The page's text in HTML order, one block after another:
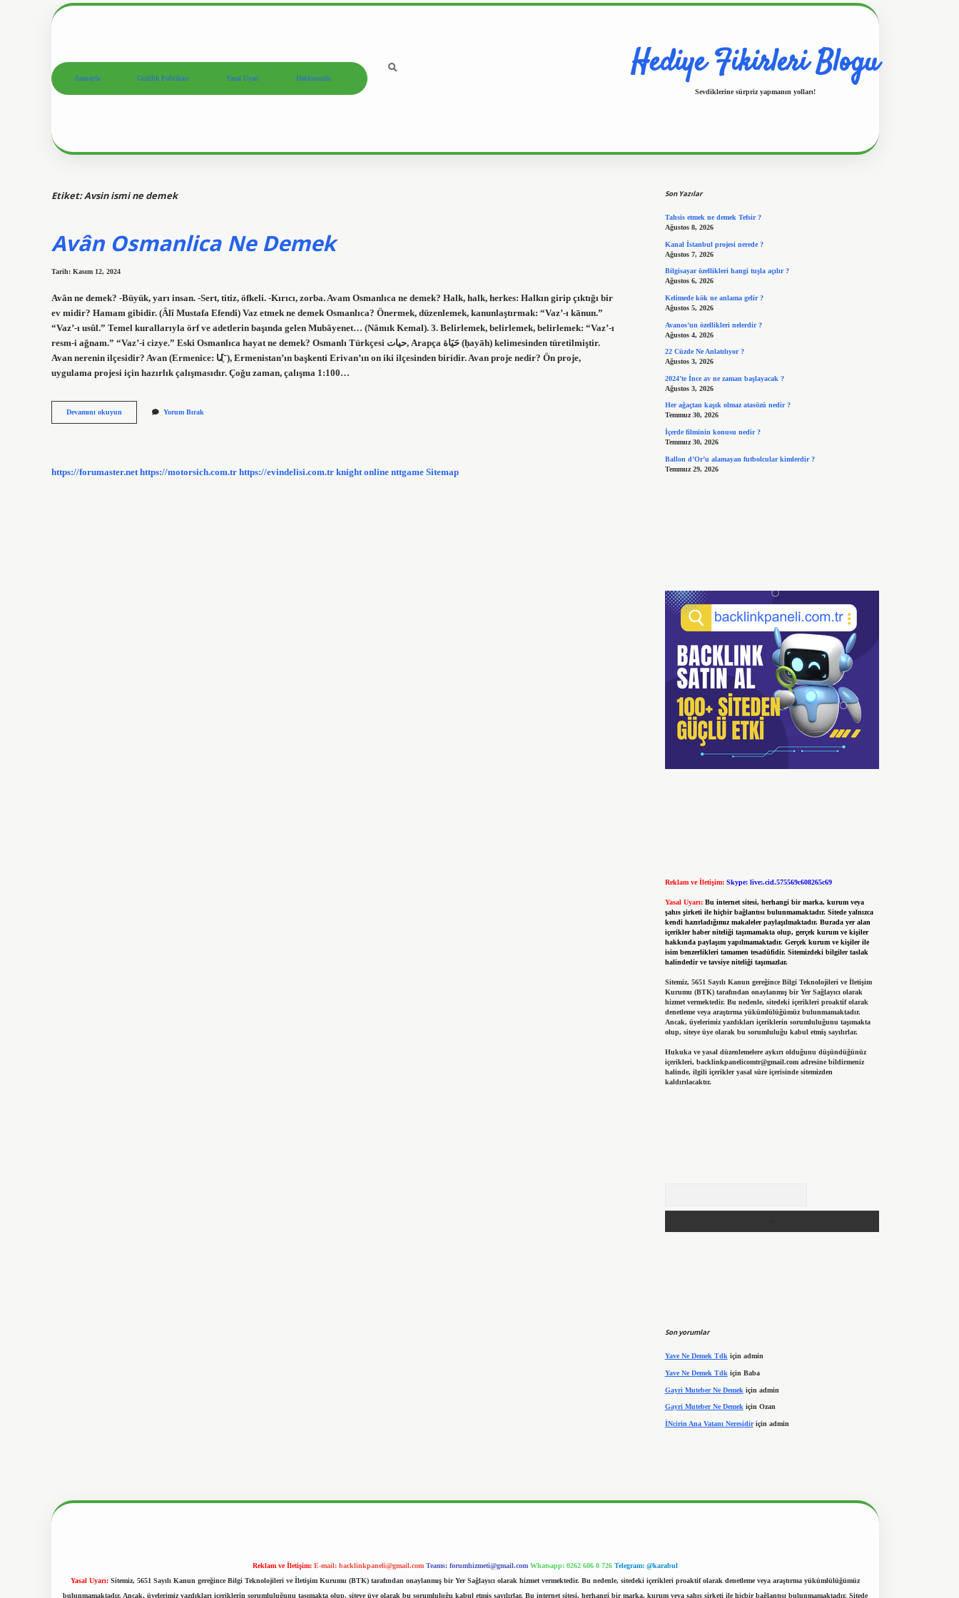
Anasayfa Gizlilik Politikası Yasal Uyarı Hakkımızda Hediye Fikirleri Blogu
Sevdiklerine sürpriz yapmanın yolları!
Etiket:Avsin ismi ne demek
Avân Osmanlica Ne Demek
Tarih: Kasım 12, 2024
Avân ne demek? -Büyük, yarı insan. -Sert, titiz, öfkeli. -Kırıcı, zorba. Avam Osmanlıca ne demek? Halk, halk, herkes: Halkın girip çıktığı bir
ev midir? Hamam gibidir. (Âlî Mustafa Efendi) Vaz etmek ne demek Osmanlıca? Önermek, düzenlemek, kanunlaştırmak: “Vaz’-ı kānun.”
“Vaz’-ı usûl.” Temel kurallarıyla örf ve adetlerin başında gelen Mubâyenet… (Nâmık Kemal). 3. Belirlemek, belirlemek, belirlemek: “Vaz’-ı
resm-i ağnam.” “Vaz’-i cizye.” Eski Osmanlıca hayat ne demek? Osmanlı Türkçesi حیات‎, Arapça حَيَاة‎ (ḥayāh) kelimesinden türetilmiştir.
Avan nerenin ilçesidir? Avan (Ermenice: Ա־ֶ֡), Ermenistan’ın başkenti Erivan’ın on iki ilçesinden biridir. Avan proje nedir? Ön proje,
uygulama projesi için hazırlık çalışmasıdır. Çoğu zaman, çalışma 1:100…
Devamını okuyun
Osmanlica
Yorum Bırak
https://forumaster.net https://motorsich.com.tr https://evindelisi.com.tr knight online nttgame Sitemap
Son Yazılar
Tahsis etmek ne demek Tefsir ?
Ağustos 8, 2026
Kanal İstanbul projesi nerede ?
Ağustos 7, 2026
Bilgisayar özellikleri hangi tuşla açılır ?
Ağustos 6, 2026
Kelimede kök ne anlama gelir ?
Ağustos 5, 2026
Avanos’un özellikleri nelerdir ?
Ağustos 4, 2026
22 Cüzde Ne Anlatılıyor ?
Ağustos 3, 2026
2024’te İnce av ne zaman başlayacak ?
Ağustos 3, 2026
Her ağaçtan kaşık olmaz atasözü nedir ?
Temmuz 30, 2026
İçerde filminin konusu nedir ?
Temmuz 30, 2026
Ballon d’Or’u alamayan futbolcular kimlerdir ?
Temmuz 29, 2026
Reklam ve İletişim: Skype: live:.cid.575569c608265c69
Yasal Uyarı: Bu internet sitesi, herhangi bir marka, kurum veya
şahıs şirketi ile hiçbir bağlantısı bulunmamaktadır. Sitede yalnızca
kendi hazırladığımız makaleler paylaşılmaktadır. Burada yer alan
içerikler haber niteliği taşımamakta olup, gerçek kurum ve kişiler
hakkında paylaşım yapılmamaktadır. Gerçek kurum ve kişiler ile
isim benzerlikleri tamamen tesadüfidir. Sitemizdeki bilgiler taslak
halindedir ve tavsiye niteliği taşımazlar.
Sitemiz, 5651 Sayılı Kanun gereğince Bilgi Teknolojileri ve İletişim
Kurumu (BTK) tarafından onaylanmış bir Yer Sağlayıcı olarak
hizmet vermektedir. Bu nedenle, sitedeki içerikleri proaktif olarak
denetleme veya araştırma yükümlülüğümüz bulunmamaktadır.
Ancak, üyelerimiz yazdıkları içeriklerin sorumluluğunu taşımakta
olup, siteye üye olarak bu sorumluluğu kabul etmiş sayılırlar.
Hukuka ve yasal düzenlemelere aykırı olduğunu düşündüğünüz
içerikleri, backlinkpanelicomtr@gmail.comadresine bildirmeniz
halinde, ilgili içerikler yasal süre içerisinde sitemizden
kaldırılacaktır.
Son yorumlar
Yave Ne Demek Tdkiçin admin
Yave Ne Demek Tdk için Baba
Gayri Muteber Ne Demek için admin
Gayri Muteber Ne Demek için Ozan
İNcirin Ana Vatanı Neresidiriçin admin
Reklam ve İletişim: E-mail: backlinkpaneli@gmail.com Teams: forumhizmeti@gmail.com Whatsapp: 0262 606 0 726 Telegram: @karabul
Yasal Uyarı: Sitemiz, 5651 Sayılı Kanun gereğince Bilgi Teknolojileri ve İletişim Kurumu (BTK) tarafından onaylanmış bir Yer Sağlayıcı olarak hizmet vermektedir. Bu nedenle, sitedeki içerikleri proaktif olarak denetleme veya araştırma yükümlülüğümüz
bulunmamaktadır. Ancak, üyelerimiz yazdıkları içeriklerin sorumluluğunu taşımakta olup, siteye üye olarak bu sorumluluğu kabul etmiş sayılırlar. Bu internet sitesi, herhangi bir marka, kurum veya şahıs şirketi ile hiçbir bağlantısı bulunmamaktadır. Sitede